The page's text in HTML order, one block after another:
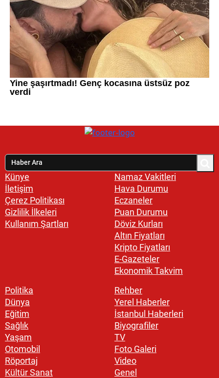
Künye
İletişim
Çerez Politikası
Gizlilik İlkeleri
Kullanım Şartları
Namaz Vakitleri
Hava Durumu
Eczaneler
Puan Durumu
Döviz Kurları
Altın Fiyatları
Kripto Fiyatları
E-Gazeteler
Ekonomik Takvim
Politika
Dünya
Eğitim
Sağlık
Yaşam
Otomobil
Röportaj
Kültür Sanat
Rehber
Yerel Haberler
İstanbul Haberleri
Biyografiler
TV
Foto Galeri
Video
Genel